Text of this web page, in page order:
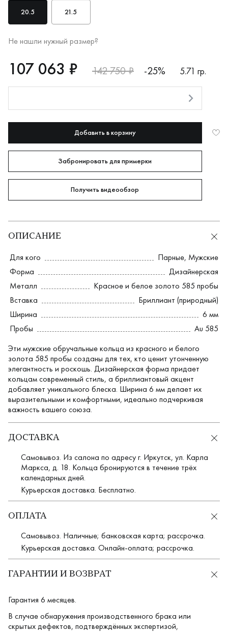
20.5 21.5
Не нашли нужный размер?
RUB
107063
107 063 ₽ 142 750 ₽ -25%
5.71 гр.
Добавить в корзину
Забронировать для примерки
Получить видеообзор
ОПИСАНИЕ
Для кого Парные, Мужские
Форма
Дизайнерская
Металл
Красное и белое золото 585 пробы
Вставка
Бриллиант (природный)
Ширина
6 мм
Пробы
Au 585
Эти мужские обручальные кольца из красного и белого
золота 585 пробы созданы для тех, кто ценит утонченную
элегантность и роскошь. Дизайнерская форма придает
кольцам современный стиль, а бриллиантовый акцент
добавляет уникального блеска. Ширина 6 мм делает их
выразительными и комфортными, идеально подчеркивая
важность вашего союза.
ДОСТАВКА
Самовывоз. Из салона по адресу г. Иркутск, ул. Карла
Маркса, д. 18. Кольца бронируются в течение трёх
календарных дней.
Курьерская доставка. Бесплатно.
ОПЛАТА
Самовывоз. Наличные; банковская карта; рассрочка.
Курьерская доставка. Онлайн-оплата; рассрочка.
ГАРАНТИИ И ВОЗВРАТ
Гарантия 6 месяцев.
В случае обнаружения производственного брака или
скрытых дефектов, подтверждённых экспертизой,